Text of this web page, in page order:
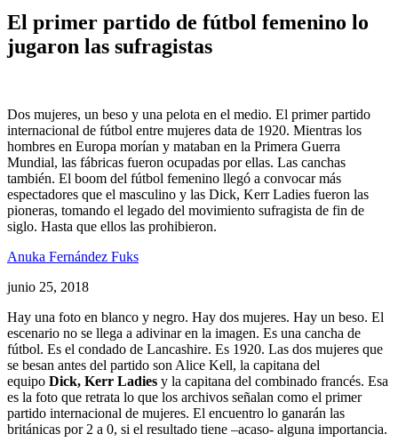
El primer partido de fútbol femenino lo
jugaron las sufragistas
Dos mujeres, un beso y una pelota en el medio. El primer partido
internacional de fútbol entre mujeres data de 1920. Mientras los
hombres en Europa morían y mataban en la Primera Guerra
Mundial, las fábricas fueron ocupadas por ellas. Las canchas
también. El boom del fútbol femenino llegó a convocar más
espectadores que el masculino y las Dick, Kerr Ladies fueron las
pioneras, tomando el legado del movimiento sufragista de fin de
siglo. Hasta que ellos las prohibieron.
Anuka Fernández Fuks
junio 25, 2018
Hay una foto en blanco y negro. Hay dos mujeres. Hay un beso. El
escenario no se llega a adivinar en la imagen. Es una cancha de
fútbol. Es el condado de Lancashire. Es 1920. Las dos mujeres que
se besan antes del partido son Alice Kell, la capitana del
equipo Dick, Kerr Ladies y la capitana del combinado francés. Esa
es la foto que retrata lo que los archivos señalan como el primer
partido internacional de mujeres. El encuentro lo ganarán las
británicas por 2 a 0, si el resultado tiene –acaso- alguna importancia.